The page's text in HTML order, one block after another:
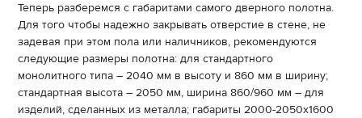
Теперь разберемся с габаритами самого дверного полотна.
Для того чтобы надежно закрывать отверстие в стене, не
задевая при этом пола или наличников, рекомендуются
следующие размеры полотна: для стандартного
монолитного типа – 2040 мм в высоту и 860 мм в ширину;
стандартная высота – 2050 мм, ширина 860/960 мм – для
изделий, сделанных из металла; габариты 2000-2050х1600